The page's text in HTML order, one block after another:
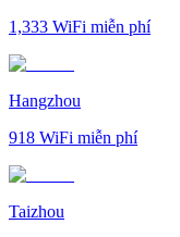
1,333 WiFi miễn phí
Hangzhou
918 WiFi miễn phí
Taizhou